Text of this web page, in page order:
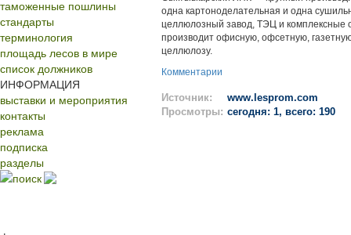
таможенные пошлины
стандарты
терминология
площадь лесов в мире
список должников
ИНФОРМАЦИЯ
выставки и мероприятия
контакты
реклама
подписка
разделы
поиск
одна картоноделательная и одна
целлюлозный завод, ТЭЦ и комплексные
производит офисную, офсетную,
целлюлозу.
Комментарии
Источник:
www.lesprom.com
Просмотры: сегодня: 1, всего: 190